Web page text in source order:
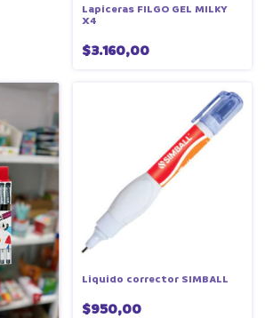
Lapiceras FILGO GEL MILKY
X4
$3.160,00
Liquido corrector SIMBALL
$950,00